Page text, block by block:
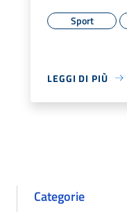
Sport
LEGGI DI PIÙ
Categorie